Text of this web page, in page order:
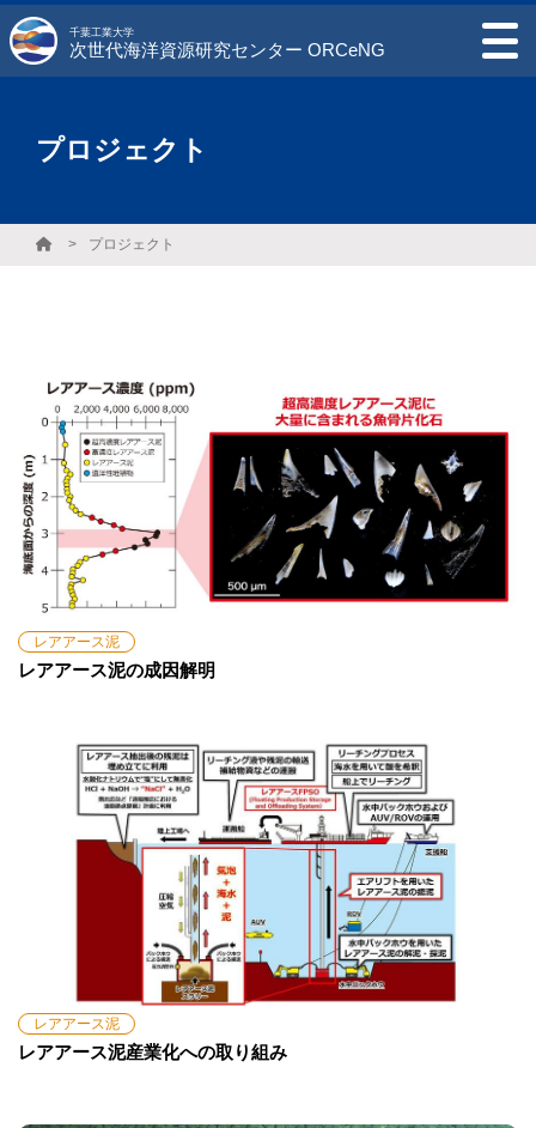
千葉工業大学
次世代海洋資源研究センター ORCeNG
プロジェクト
プロジェクト
レアアース泥
レアアース泥の成因解明
レアアース泥
レアアース泥産業化への取り組み